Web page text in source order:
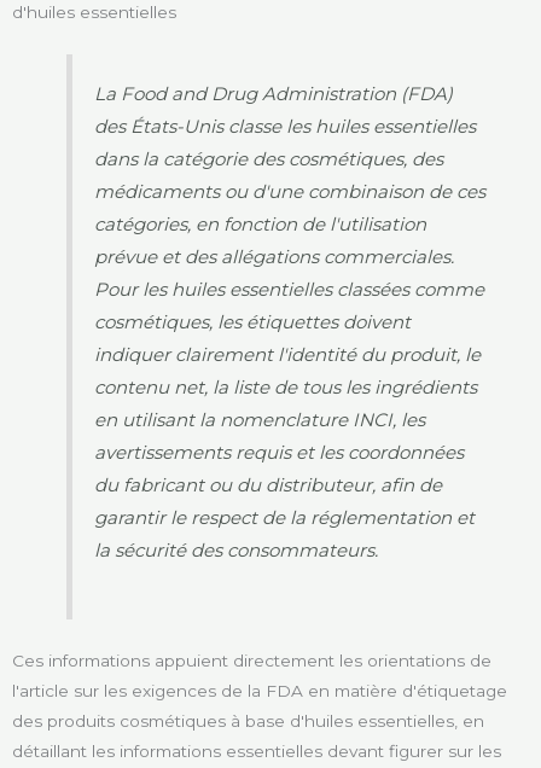
d'huiles essentielles
La Food and Drug Administration (FDA)
des États-Unis classe les huiles essentielles
dans la catégorie des cosmétiques, des
médicaments ou d'une combinaison de ces
catégories, en fonction de l'utilisation
prévue et des allégations commerciales.
Pour les huiles essentielles classées comme
cosmétiques, les étiquettes doivent
indiquer clairement l'identité du produit, le
contenu net, la liste de tous les ingrédients
en utilisant la nomenclature INCI, les
avertissements requis et les coordonnées
du fabricant ou du distributeur, afin de
garantir le respect de la réglementation et
la sécurité des consommateurs.
Ces informations appuient directement les orientations de
l'article sur les exigences de la FDA en matière d'étiquetage
des produits cosmétiques à base d'huiles essentielles, en
détaillant les informations essentielles devant figurer sur les